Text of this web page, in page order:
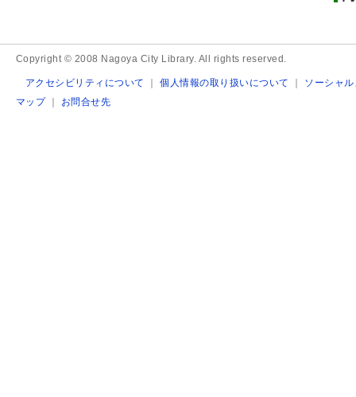
Copyright © 2008 Nagoya City Library. All rights reserved.
アクセシビリティについて ｜個人情報の取り扱いについて ｜ ソーシャ
マップ｜ お問合せ先